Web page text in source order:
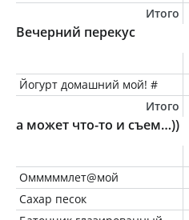
Итого
Вечерний перекус
Йогурт домашний мой! #
Итого
а может что-то и съем…))
Омммммлет@мой
Сахар песок